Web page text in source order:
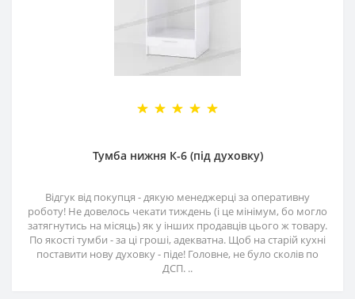
Тумба нижня К-6 (під духовку)
Відгук від покупця - дякую менеджерці за оперативну
роботу! Не довелось чекати тиждень (і це мінімум, бо могло
затягнутись на місяць) як у інших продавців цього ж товару.
По якості тумби - за ці гроші, адекватна. Щоб на старій кухні
поставити нову духовку - піде! Головне, не було сколів по
ДСП. ..